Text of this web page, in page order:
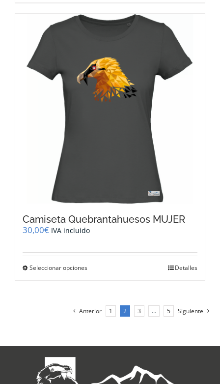
Camiseta Quebrantahuesos MUJER
30,00€ IVA incluido
Seleccionar opciones
variantes.
pueden
Detalles
Anterior 1 2 3 … 5 Siguiente